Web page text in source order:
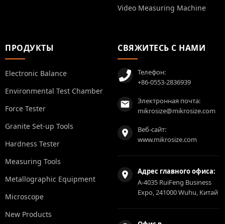
Video Measuring Machine
ПРОДУКТЫ
Electronic Balance
Environmental Test Chamber
Force Tester
Granite Set-up Tools
Hardness Tester
Measuring Tools
Metallographic Equipment
Microscope
New Products
СВЯЖИТЕСЬ С НАМИ
Телефон:
+86-0553-2836939
Электронная почта:
mikrosize@mikrosize.com
Веб-сайт:
www.mikrosize.com
Адрес главного офиса:
A-4035 RuiFeng Business
Expo, 241000 Wuhu, Китай